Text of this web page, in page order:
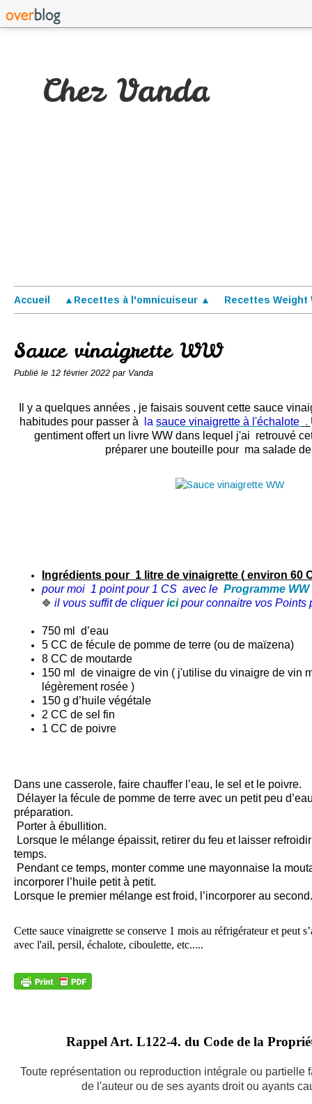
Chez Vanda
Accueil ▲Recettes à l'omnicuiseur ▲ Recettes Weight
Sauce vinaigrette WW
Publié le 12 février 2022 par Vanda
Il y a quelques années , je faisais souvent cette sauce
habitudes pour passer à
la sauce vinaigrette à l'échalote .
gentiment offert un livre WW dans lequel j'ai retrouvé
préparer une bouteille pour ma salade
Ingrédients pour 1 litre de vinaigrette ( environ 60
pour moi 1 point pour 1 CS avec le Programme WW
🔷 il vous suffit de cliquer icipour connaitre vos Points
750 ml d’eau
5 CC de fécule de pomme de terre (ou de maïzena)
8 CC de moutarde
150 ml de vinaigre de vin ( j'utilise du vinaigre de vin
légèrement rosée )
150 g d’huile végétale
2 CC de sel fin
1 CC de poivre
Dans une casserole, faire chauffer l’eau, le sel et le poivre.
Délayer la fécule de pomme de terre avec un petit peu
préparation.
Porter à ébullition.
Lorsque le mélange épaissit, retirer du feu et laisser
temps.
Pendant ce temps, monter comme une mayonnaise la
incorporer l’huile petit à petit.
Lorsque le premier mélange est froid, l’incorporer au second.
Cette sauce vinaigrette se conserve 1 mois au réfrigérateur et peut
avec l'ail, persil, échalote, ciboulette, etc.....
Rappel Art. L122-4. du Code de la
Toute représentation ou reproduction intégrale ou partielle
de l'auteur ou de ses ayants droit ou ayants